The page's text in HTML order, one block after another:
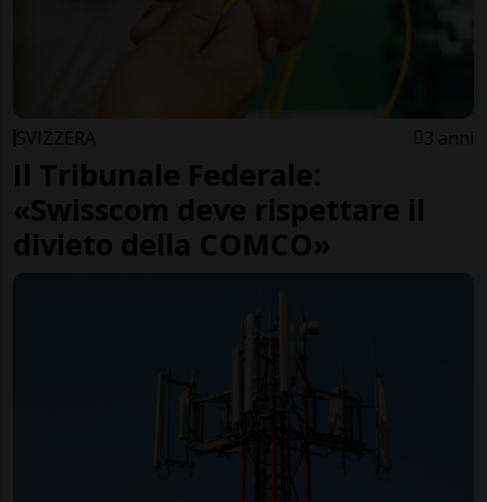
SVIZZERA 3 anni
Il Tribunale Federale:
«Swisscom deve rispettare il
divieto della COMCO»